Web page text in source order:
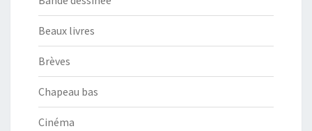
Beaux livres
Brèves
Chapeau bas
Cinéma